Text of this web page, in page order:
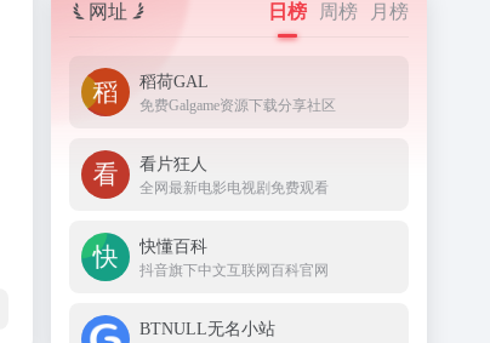
网址 日榜 周榜 月榜
稻荷GAL
免费Galgame资源下载分享社区
看片狂人
全网最新电影电视剧免费观看
快懂百科
抖音旗下中文互联网百科官网
BTNULL无名小站